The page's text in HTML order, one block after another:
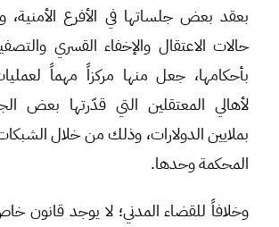
بعقد بعض جلساتها في الأفرع الأمنية،
حالات الاعتقال والإخفاء القسري
بأحكامها، جعل منها مركزاً مهماً لعمليات
لأهالي المعتقلين التي قدّرتها بعض
بملايين الدولارات، وذلك من خلال
المحكمة وحدها.
وخلافاً للقضاء المدني؛ لا يوجد قانون